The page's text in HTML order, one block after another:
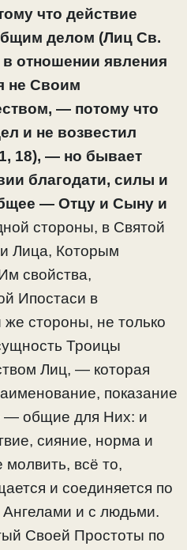
что действие
делом (Лиц Св.
отношении явления
не Своим
— потому что
и не возвестил
18), — но бывает
благодати, силы и
— Отцу и Сыну и
стороны, в Святой
Лица, Которым
свойства,
Ипостаси в
же стороны, не только
Троицы
Лиц, — которая
показание
— общие для Них: и
сияние, норма и
молвить, всё то,
и соединяется по
Ангелами и с людьми.
Своей Простоты по